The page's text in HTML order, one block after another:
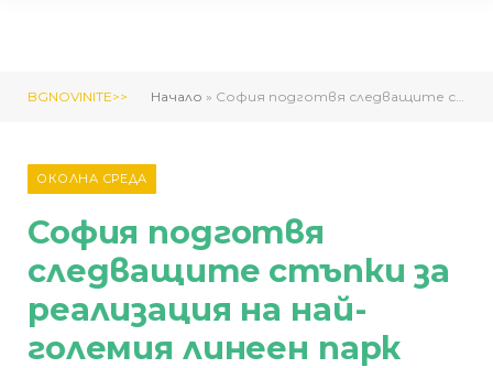
BGNOVINITE>> Начало » София подготвя следващите стъпки за реализация на най-големия линеен парк
ОКОЛНА СРЕДА
София подготвя
следващите стъпки за
реализация на най-
големия линеен парк